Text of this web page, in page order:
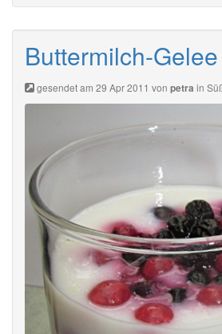
Buttermilch-Gelee
gesendet am 29 Apr 2011 von petra in